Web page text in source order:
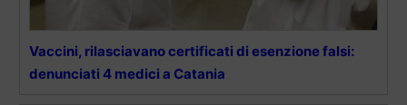
Vaccini, rilasciavano certificati di esenzione falsi:
denunciati 4 medici a Catania